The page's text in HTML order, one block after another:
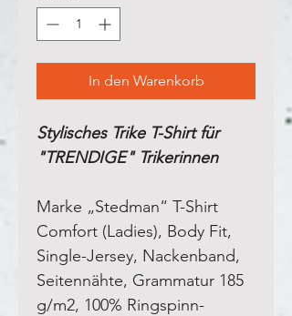
In den Warenkorb
Stylisches Trike T-Shirt für
"TRENDIGE" Trikerinnen
Marke „Stedman“ T-Shirt
Comfort (Ladies), Body Fit,
Single-Jersey, Nackenband,
Seitennähte, Grammatur 185
g/m2, 100% Ringspinn-